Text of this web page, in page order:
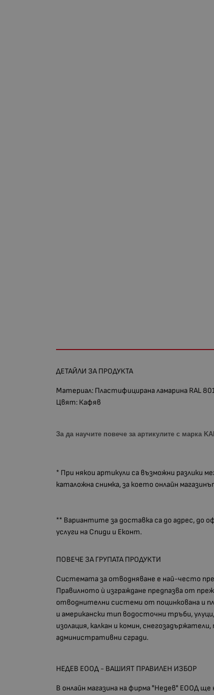
ДЕТАЙЛИ ЗА ПРОДУКТА
Материал: Пластифицирана ламарина RAL
Цвят: Кафяв
За да научите повече за артикулите с марка
* При някои артикули са възможни разлики
каталожна снимка, за което онлайн
** Вариантите за доставка са до адрес, до
услуги на Спиди и Еконт.
ПОВЕЧЕ ЗА ГРУПАТА ПРОДУКТИ
Системата за отводняване е най-често
Правилното ѝ изграждане предпазва от
отводнителни системи от поцинкована и
и американски тип водосточни тръби,
изолация, калкан и комин,
административни сгради.
НЕДЕВ ЕООД - ВАШИЯТ ПРАВИЛЕН ИЗБОР
В онлайн магазина на фирма "Недев" ЕООД